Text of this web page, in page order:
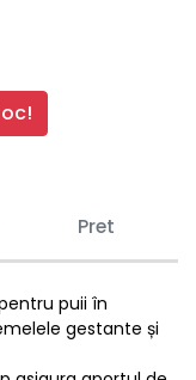
Pret
puii în
gestante și